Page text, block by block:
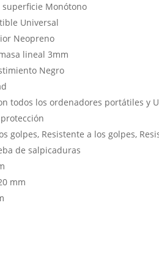
superficie Monótono
Universal
Neopreno
lineal 3mm
Negro
todos los ordenadores portátiles y
golpes, Resistente a los golpes,
de salpicaduras
mm